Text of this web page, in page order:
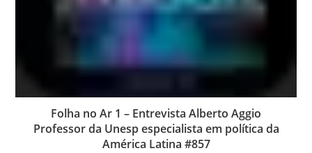
Folha no Ar 1 – Entrevista Alberto Aggio
Professor da Unesp especialista em política da
América Latina #857